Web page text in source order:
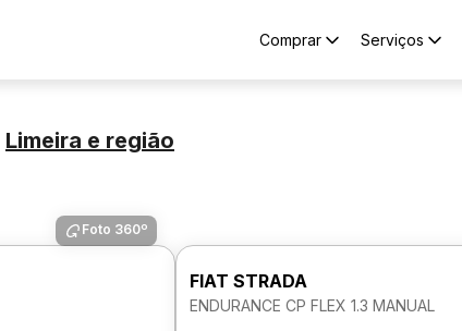
Comprar Serviços
Limeira e região
Foto 360º
FIAT STRADA
ENDURANCE CP FLEX 1.3 MANUAL